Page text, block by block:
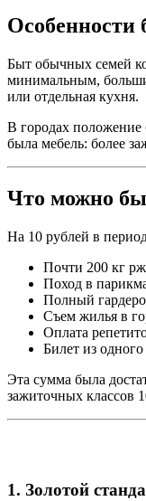
Особенности
Быт обычных семей
минимальным,
или отдельная кухня.
В городах
была мебель: более
Что можно
На 10 рублей в
Почти 200 кг
Поход в
Полный
Съем жилья в
Оплата
Билет из
Эта сумма была
зажиточных классов
1. Золотой